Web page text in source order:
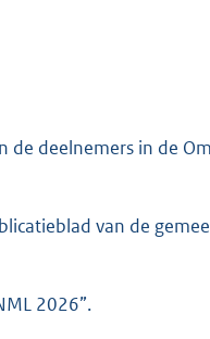
deelnemers in de
van de
2026”.